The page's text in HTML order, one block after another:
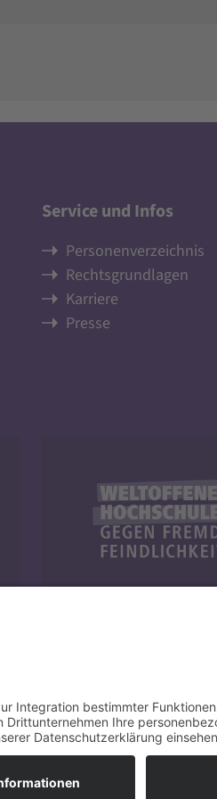
Service und Infos
Personenverzeichnis
Rechtsgrundlagen
Karriere
Presse